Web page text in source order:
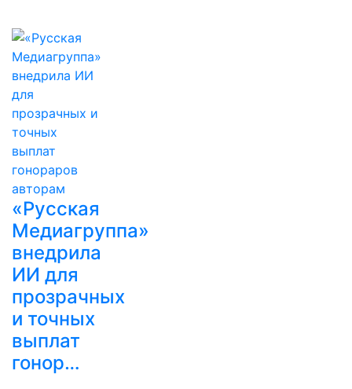
«Русская
Медиагруппа»
внедрила
ИИ для
прозрачных
и точных
выплат
гонор…